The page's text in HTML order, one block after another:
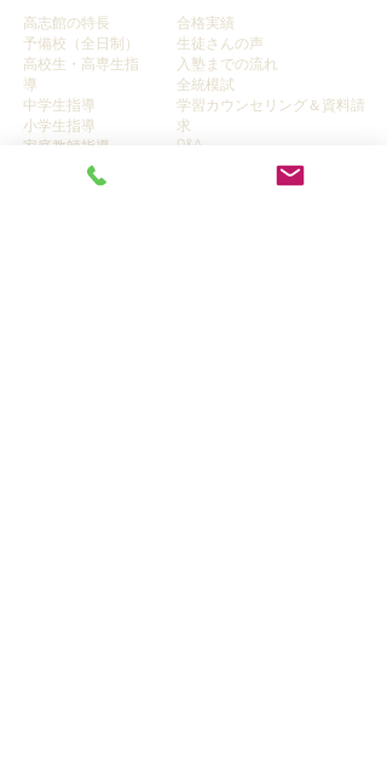
高志館の特長
予備校（全日制）
高校生・高専生指
導
中学生指導
小学生指導
家庭教師指導
​情報ブログ
合格実績
生徒さんの声
入塾までの流れ
全統模試
学習カウンセリング＆資料請
求
Q&A
プライバシーポリシー